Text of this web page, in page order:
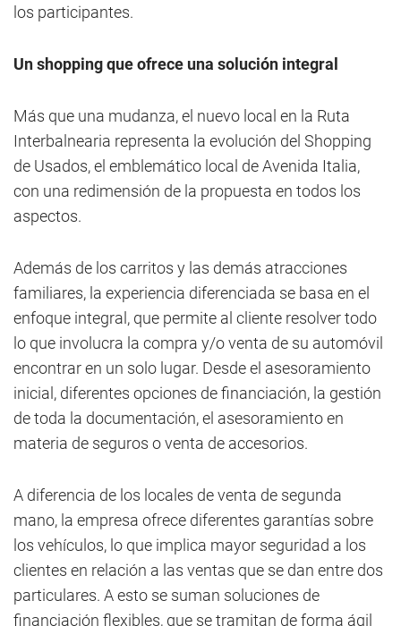
los participantes.
Un shopping que ofrece una solución integral
Más que una mudanza, el nuevo local en la Ruta
Interbalnearia representa la evolución del Shopping
de Usados, el emblemático local de Avenida Italia,
con una redimensión de la propuesta en todos los
aspectos.
Además de los carritos y las demás atracciones
familiares, la experiencia diferenciada se basa en el
enfoque integral, que permite al cliente resolver todo
lo que involucra la compra y/o venta de su automóvil
encontrar en un solo lugar. Desde el asesoramiento
inicial, diferentes opciones de financiación, la gestión
de toda la documentación, el asesoramiento en
materia de seguros o venta de accesorios.
A diferencia de los locales de venta de segunda
mano, la empresa ofrece diferentes garantías sobre
los vehículos, lo que implica mayor seguridad a los
clientes en relación a las ventas que se dan entre dos
particulares. A esto se suman soluciones de
financiación flexibles, que se tramitan de forma ágil